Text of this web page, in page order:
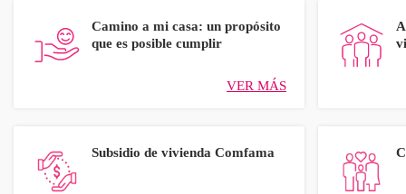
Camino a mi casa: un propósito
que es posible cumplir
VER MÁS
Subsidio de vivienda Comfama